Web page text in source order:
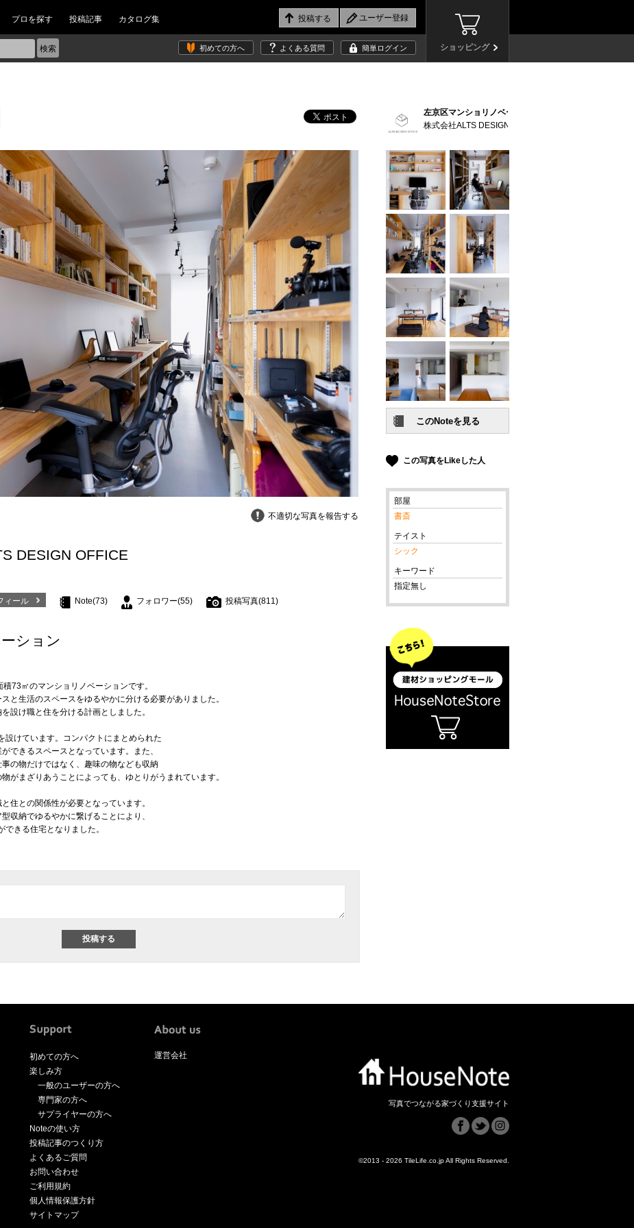
プロを探す 投稿記事 カタログ集
ショッピング
初めての方へ よくある質問 簡単ログイン
不適切な写真を報告する
DESIGN OFFICE
ィール Note(73) フォロワー(55) 投稿写真(811)
ション
73㎡のマンショリノベーションです。
と生活のスペースをゆるやかに分ける必要がありました。
設け職と住を分ける計画としました。
けています。コンパクトにまとめられた
できるスペースとなっています。また、
の物だけではなく、趣味の物なども収納
がまざりあうことによっても、ゆとりがうまれています。
住との関係性が必要となっています。
収納でゆるやかに繋げることにより、
きる住宅となりました。
左京区マンショリノベーション (11)
株式会社ALTS DESIGN OFFICE
この写真をLikeした人
部屋
書斎
テイスト
シック
キーワード
指定無し
初めての方へ
楽しみ方
一般のユーザーの方へ
専門家の方へ
サプライヤーの方へ
Noteの使い方
投稿記事のつくり方
よくあるご質問
お問い合わせ
ご利用規約
個人情報保護方針
サイトマップ
運営会社
写真でつながる家づくり支援サイト
©2013 - 2026 TileLife.co.jp All Rights Reserved.